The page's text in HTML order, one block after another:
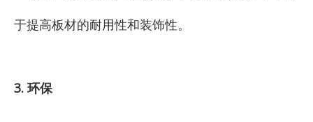
于提高板材的耐用性和装饰性。
3. 环保